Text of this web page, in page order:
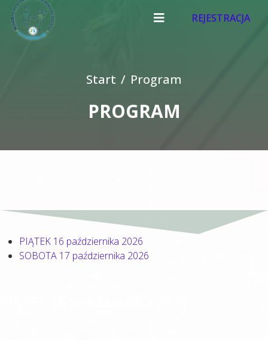
REJESTRACJA
Start Program
PROGRAM
PIĄTEK 16 października 2026
SOBOTA 17 października 2026